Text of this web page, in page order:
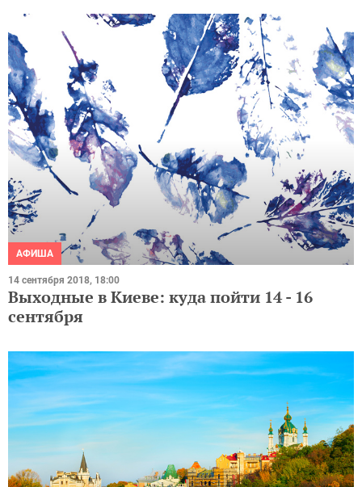
АФИША
14 сентября 2018, 18:00
Выходные в Киеве: куда пойти 14 - 16
сентября